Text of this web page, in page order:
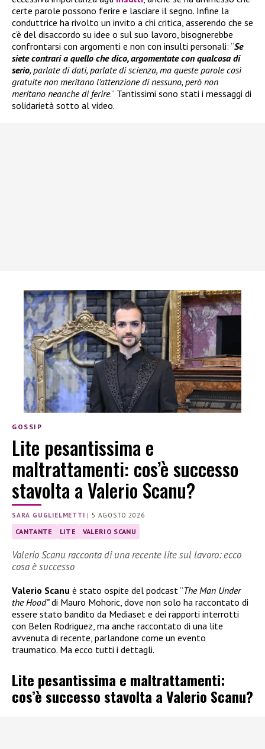
certe parole possono ferire e lasciare il segno. Infine la
conduttrice ha rivolto un invito a chi critica, asserendo che se
c’è del disaccordo su idee o sul suo lavoro, bisognerebbe
confrontarsi con argomenti e non con insulti personali: “Se
siete contrari a quello che dico, argomentate con qualcosa di
serio, parlate di dati, parlate di scienza, ma queste parole così
gratuite non meritano l’attenzione di nessuno, però non
meritano neanche di ferire.” Tantissimi sono stati i messaggi di
solidarietà sotto al video.
GOSSIP
Lite pesantissima e
maltrattamenti: cos’è successo
stavolta a Valerio Scanu?
SARA GUGLIELMETTI | 5 AGOSTO 2026
CANTANTE LITE VALERIO SCANU
Valerio Scanu racconta di una recente lite sul lavoro: ecco
cosa è successo
Valerio Scanu è stato ospite del podcast “The Man Under
the Hood”di Mauro Mohoric, dove non solo ha raccontato di
essere stato bandito da Mediaset e dei rapporti interrotti
con Belen Rodriguez, ma anche raccontato di una lite
avvenuta di recente, parlandone come un evento
traumatico. Ma ecco tutti i dettagli.
Lite pesantissima e maltrattamenti:
cos’è successo stavolta a Valerio Scanu?